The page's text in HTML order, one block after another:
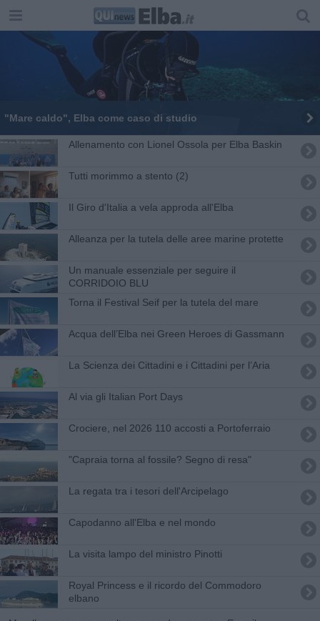
"Mare caldo", Elba come caso di studio
Allenamento con Lionel Ossola per Elba Baskin
Tutti morimmo a stento (2)
Il Giro d'Italia a vela approda all'Elba
Alleanza per la tutela delle aree marine protette
Un manuale essenziale per seguire il
CORRIDOIO BLU
Torna il Festival Seif per la tutela del mare
Acqua dell’Elba nei Green Heroes di Gassmann
​La Scienza dei Cittadini e i Cittadini per l’Aria
Al via gli Italian Port Days
Crociere, nel 2026 110 accosti a Portoferraio
"Capraia torna al fossile? Segno di resa"
La regata tra i tesori dell'Arcipelago
Capodanno all'Elba e nel mondo
La visita lampo del ministro Pinotti
Royal Princess e il ricordo del Commodoro
elbano